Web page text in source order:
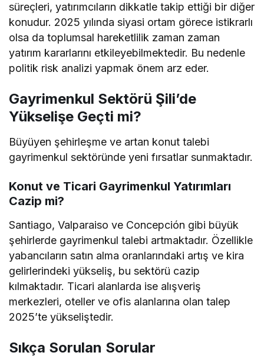
süreçleri, yatırımcıların dikkatle takip ettiği bir diğer
konudur. 2025 yılında siyasi ortam görece istikrarlı
olsa da toplumsal hareketlilik zaman zaman
yatırım kararlarını etkileyebilmektedir. Bu nedenle
politik risk analizi yapmak önem arz eder.
Gayrimenkul Sektörü Şili’de
Yükselişe Geçti mi?
Büyüyen şehirleşme ve artan konut talebi
gayrimenkul sektöründe yeni fırsatlar sunmaktadır.
Konut ve Ticari Gayrimenkul Yatırımları
Cazip mi?
Santiago, Valparaiso ve Concepción gibi büyük
şehirlerde gayrimenkul talebi artmaktadır. Özellikle
yabancıların satın alma oranlarındaki artış ve kira
gelirlerindeki yükseliş, bu sektörü cazip
kılmaktadır. Ticari alanlarda ise alışveriş
merkezleri, oteller ve ofis alanlarına olan talep
2025’te yükseliştedir.
Sıkça Sorulan Sorular